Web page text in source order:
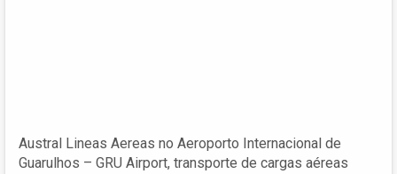
Austral Lineas Aereas no Aeroporto Internacional de
Guarulhos – GRU Airport, transporte de cargas aéreas